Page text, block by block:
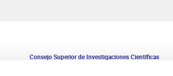
Consejo Superior de Investigaciones Científicas